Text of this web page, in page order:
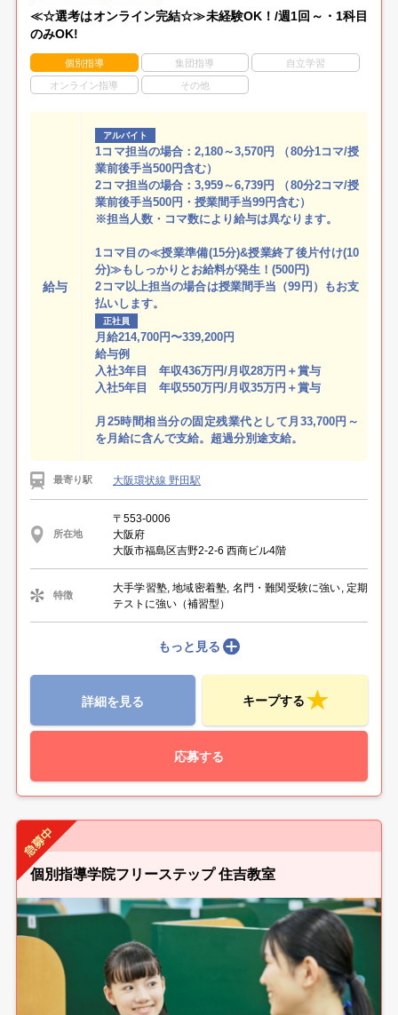
≪☆選考はオンライン完結☆≫未経験OK！/週1回～・1科目
のみOK!
個別指導 集団指導 自立学習
オンライン指導 その他
給与
アルバイト
1コマ担当の場合：2,180～3,570円 （80分1コマ/授
業前後手当500円含む）
2コマ担当の場合：3,959～6,739円 （80分2コマ/授
業前後手当500円・授業間手当99円含む）
※担当人数・コマ数により給与は異なります。
1コマ目の≪授業準備(15分)&授業終了後片付け(10
分)≫もしっかりとお給料が発生！(500円)
2コマ以上担当の場合は授業間手当（99円）もお支
払いします。
正社員
月給214,700円〜339,200円
給与例
入社3年目 年収436万円/月収28万円＋賞与
入社5年目 年収550万円/月収35万円＋賞与
月25時間相当分の固定残業代として月33,700円～
を月給に含んで支給。超過分別途支給。
最寄り駅 大阪環状線 野田駅
所在地
〒553-0006
大阪府
大阪市福島区吉野2-2-6 西商ビル4階
特徴
大手学習塾, 地域密着塾, 名門・難関受験に強い, 定期
テストに強い（補習型）
もっと見る
詳細を見る キープする
応募する
個別指導学院フリーステップ 住吉教室